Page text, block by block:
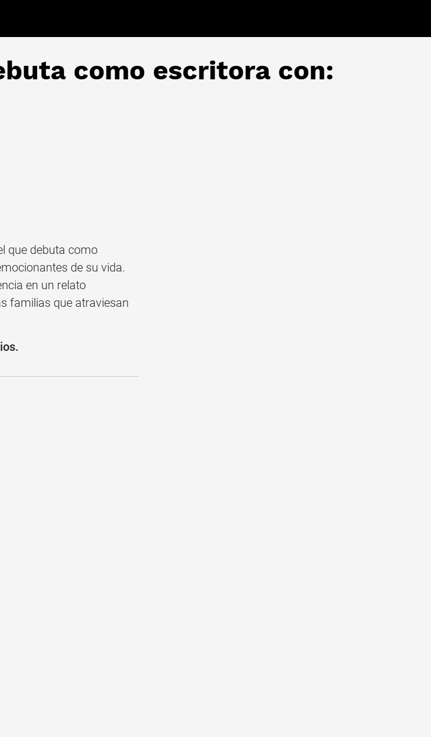
como escritora con:
que debuta como
de su vida.
en un relato
familias que atraviesan